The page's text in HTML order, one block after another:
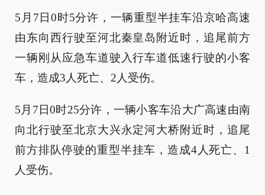
5月7日0时5分许，一辆重型半挂车沿京哈高速
由东向西行驶至河北秦皇岛附近时，追尾前方
一辆刚从应急车道驶入行车道低速行驶的小客
车，造成3人死亡、2人受伤。
5月7日0时25分许，一辆小客车沿大广高速由南
向北行驶至北京大兴永定河大桥附近时，追尾
前方排队停驶的重型半挂车，造成4人死亡、1
人受伤。